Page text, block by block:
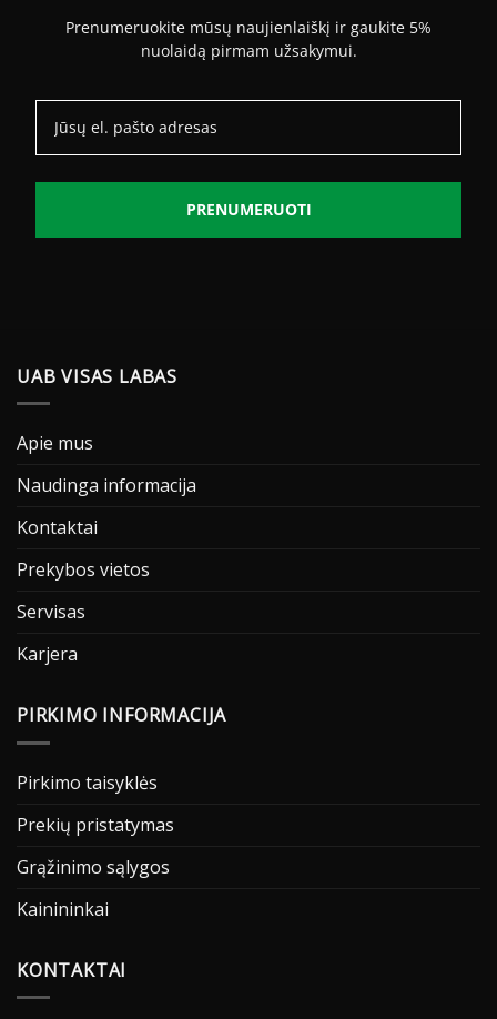
Prenumeruokite mūsų naujienlaiškį ir gaukite 5%
nuolaidą pirmam užsakymui.
PRENUMERUOTI
UAB VISAS LABAS
Apie mus
Naudinga informacija
Kontaktai
Prekybos vietos
Servisas
Karjera
PIRKIMO INFORMACIJA
Pirkimo taisyklės
Prekių pristatymas
Grąžinimo sąlygos
Kainininkai
KONTAKTAI